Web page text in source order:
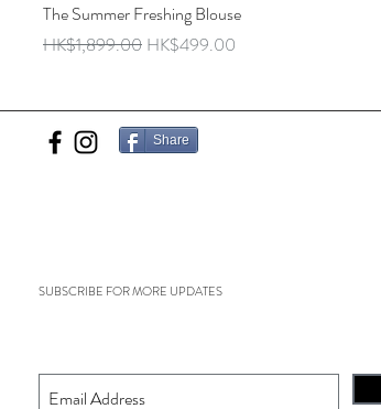
The Summer Freshing Blouse
Regular Price
HK$1,899.00 Sale Price
HK$499.00
Share
SUBSCRIBE FOR MORE UPDATES